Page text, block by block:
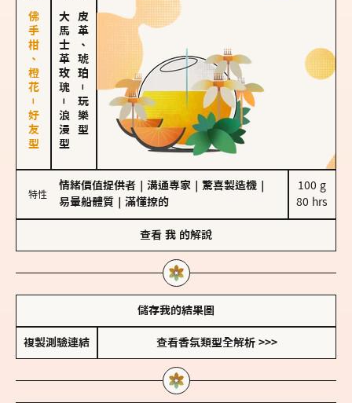
佛手柑、橙花－好友型 大馬士革玫瑰
－
浪漫型
皮革、琥珀
－
玩樂型
特性
情緒價值提供者 溝通專家 驚喜製造機
易暈船體質
滿懂撩的
100 g
80 hrs
查看 我 的解說
儲存我的結果圖
複製測驗連結 查看香氛類型全解析 >>>